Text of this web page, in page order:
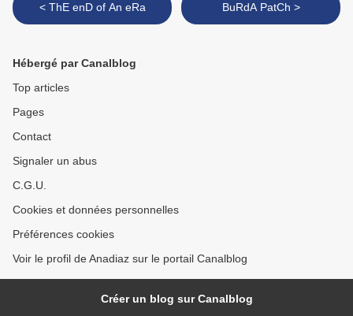
< ThE enD of An eRa BuRdA PatCh >
Hébergé par Canalblog
Top articles
Pages
Contact
Signaler un abus
C.G.U.
Cookies et données personnelles
Préférences cookies
Voir le profil de Anadiaz sur le portail Canalblog
Créer un blog sur Canalblog